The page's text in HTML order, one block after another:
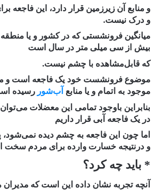
و منابع آن زیرزمین قرار دارد، این فاجعه
و درک نیست.
میانگین فرونشستی که در کشور و یا
بیش از سی میلی ‌متر در سال است
که قابل‌مشاهده با چشم نیست.
موضوع فرونشست خود یک فاجعه است و
موجود به اتمام و یا منابع آب‌شور رسیده
بنابراین باوجود تمامی این معضلات
در یک فاجعه آبی قرار داریم
اما چون این فاجعه به چشم دیده
و درنتیجه خسارت وارده برای مردم
* باید چه کرد؟
آنچه تجربه نشان داده این است که مدیران